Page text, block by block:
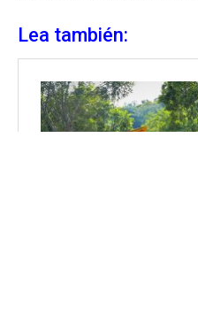
Lea también: